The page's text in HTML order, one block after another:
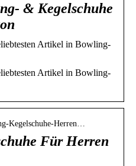
& Kegelschuhe
Artikel in Bowling-
Artikel in Bowling-
Kegelschuhe-Herren…
Für Herren